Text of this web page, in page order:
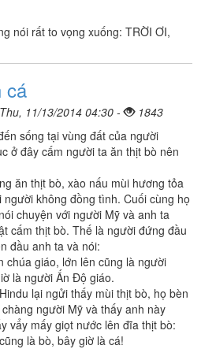
nói rất to vọng xuống: TRỜI ƠI,
cá
11/13/2014 04:30 -
1843
sống tại vùng đất của người
ở đây cấm người ta ăn thịt bò nên
ăn thịt bò, xào nấu mùi hương tỏa
không đồng tình. Cuối cùng họ
chuyện với người Mỹ và anh ta
cấm thịt bò. Thế là người đứng đầu
đầu anh ta và nói:
chúa giáo, lớn lên cũng là người
là người Ấn Độ giáo.
lại ngửi thấy mùi thịt bò, họ bèn
người Mỹ và thấy anh này
vẩy mấy giọt nước lên đĩa thịt bò:
là bò, bây giờ là cá!